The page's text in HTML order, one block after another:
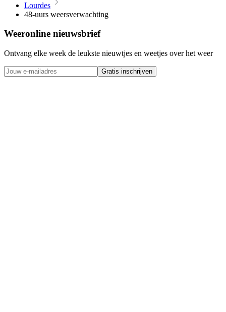
Lourdes
48-uurs weersverwachting
Weeronline nieuwsbrief
Ontvang elke week de leukste nieuwtjes en weetjes over het weer
Gratis inschrijven